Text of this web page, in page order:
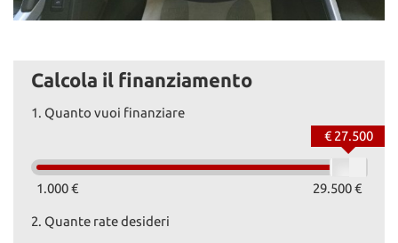
Calcola il finanziamento
1. Quanto vuoi finanziare
1.000 € 29.500 €
€ 27.500
2. Quante rate desideri